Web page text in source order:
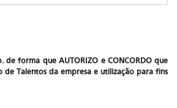
forma que AUTORIZO e CONCORDO que
de Talentos da empresa e utilização para fins